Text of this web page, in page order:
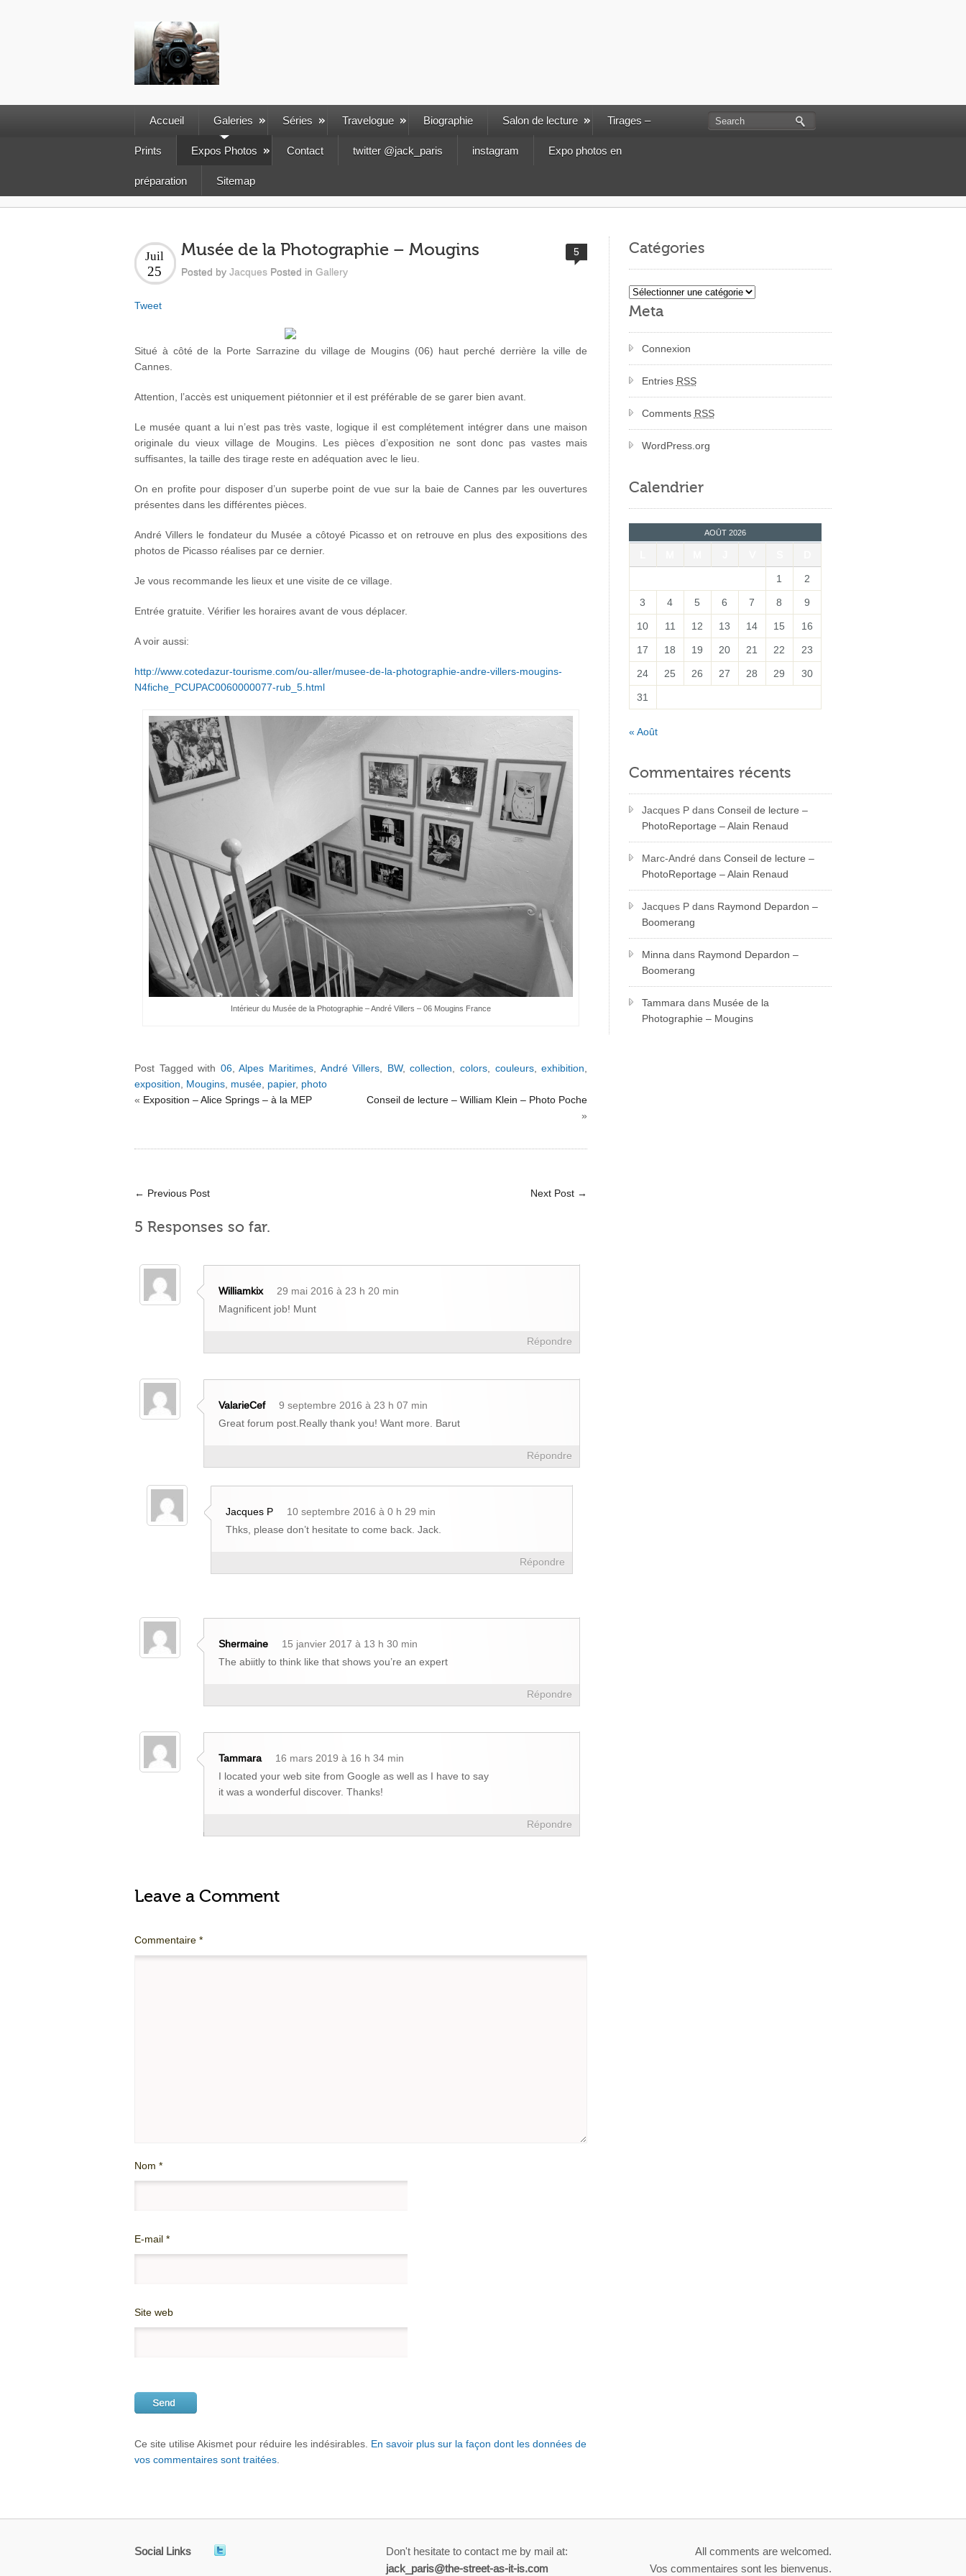
Accueil Galeries Séries Travelogue Biographie Salon de lecture Tirages –
Prints Expos Photos Contact twitter @jack_paris instagram Expo photos en
préparation Sitemap
Musée de la Photographie – Mougins
Juil
25 Posted by Jacques Posted in Gallery
5
Tweet
Situé à côté de la Porte Sarrazine du village de Mougins (06) haut perché derrière la ville de
Cannes.
Attention, l’accès est uniquement piétonnier et il est préférable de se garer bien avant.
Le musée quant a lui n’est pas très vaste, logique il est complétement intégrer dans une maison
originale du vieux village de Mougins. Les pièces d’exposition ne sont donc pas vastes mais
suffisantes, la taille des tirage reste en adéquation avec le lieu.
On en profite pour disposer d’un superbe point de vue sur la baie de Cannes par les ouvertures
présentes dans les différentes pièces.
André Villers le fondateur du Musée a côtoyé Picasso et on retrouve en plus des expositions des
photos de Picasso réalises par ce dernier.
Je vous recommande les lieux et une visite de ce village.
Entrée gratuite. Vérifier les horaires avant de vous déplacer.
A voir aussi:
http://www.cotedazur-tourisme.com/ou-aller/musee-de-la-photographie-andre-villers-mougins-
N4fiche_PCUPAC0060000077-rub_5.html
Intérieur du Musée de la Photographie – André Villers – 06 Mougins France
Post Tagged with 06,Alpes Maritimes, André Villers BW,collection colors, couleurs,exhibition
exposition
Mougins, musée, papier, photo
« Exposition – Alice Springs – à la MEP
Conseil de lecture – William Klein – Photo Poche
»
← Previous Post Next Post →
5 Responses so far.
Williamkix
29 mai 2016 à 23 h 20 min
Magnificent job! Munt
Répondre
ValarieCef
9 septembre 2016 à 23 h 07 min
Great forum post.Really thank you! Want more. Barut
Répondre
Jacques P
10 septembre 2016 à 0 h 29 min
Thks, please don’t hesitate to come back. Jack.
Répondre
Shermaine
15 janvier 2017 à 13 h 30 min
The abiitly to think like that shows you’re an expert
Répondre
Tammara
16 mars 2019 à 16 h 34 min
I located your web site from Google as well as I have to say
it was a wonderful discover. Thanks!
Répondre
Leave a Comment
Commentaire *
Nom *
E-mail *
Site web
Ce site utilise Akismet pour réduire les indésirables. En savoir plus sur la façon dont les données de
vos commentaires sont traitées.
Catégories
Catégories
Meta
Connexion
Entries RSS
Comments RSS
WordPress.org
Calendrier
AOÛT 2026
1 2
3 4 5 6 7 8 9
10 11 12 13 14 15 16
17 18 19 20 21 22 23
24 25 26 27 28 29 30
31
« Août
Commentaires récents
Jacques Pdans Conseil de lecture –
PhotoReportage – Alain Renaud
Marc-André dans Conseil de lecture –
PhotoReportage – Alain Renaud
Jacques Pdans Raymond Depardon –
Boomerang
Minna dans Raymond Depardon –
Boomerang
Tammara dans Musée de la
Photographie – Mougins
Social Links
Don't hesitate to contact me by mail at:
jack_paris@the-street-as-it-is.com
All comments are welcomed.
Vos commentaires sont les bienvenus.